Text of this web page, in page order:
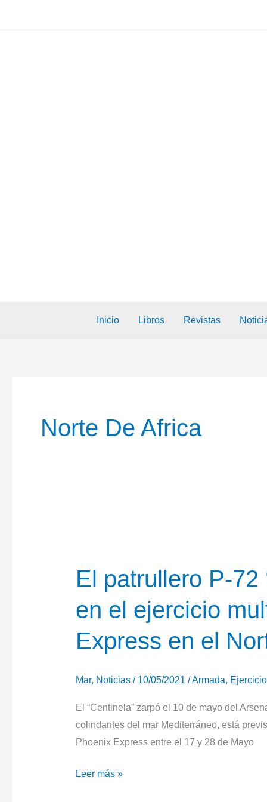
Inicio Libros Revistas
Norte De Africa
El patrullero P-72
en el ejercicio
Express en el
Mar, Noticias/ 10/05/2021 /Armada, Ejercicio
El “Centinela” zarpó el 10 de mayo del
colindantes del mar Mediterráneo, está
Phoenix Express entre el 17 y 28 de Mayo
El
Leer más »